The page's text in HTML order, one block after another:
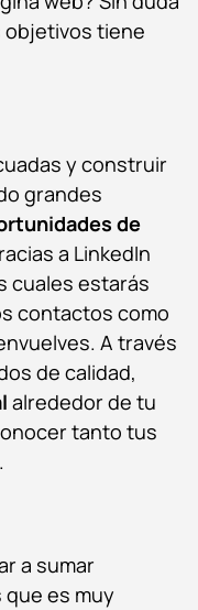
objetivos tiene
y construir
grandes
de
a LinkedIn
cuales estarás
contactos como
A través
de calidad,
alrededor de tu
tanto tus
a sumar
es muy